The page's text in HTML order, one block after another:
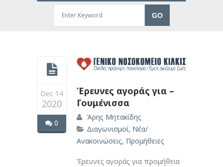
Dec 14
2020
0
Έρευνες αγοράς για –
Γουμένισσα
Άρης Μητακίδης
Διαγωνισμοί, Νέα/
Ανακοινώσεις, Προμήθειες
Έρευνες αγοράς για προμήθεια